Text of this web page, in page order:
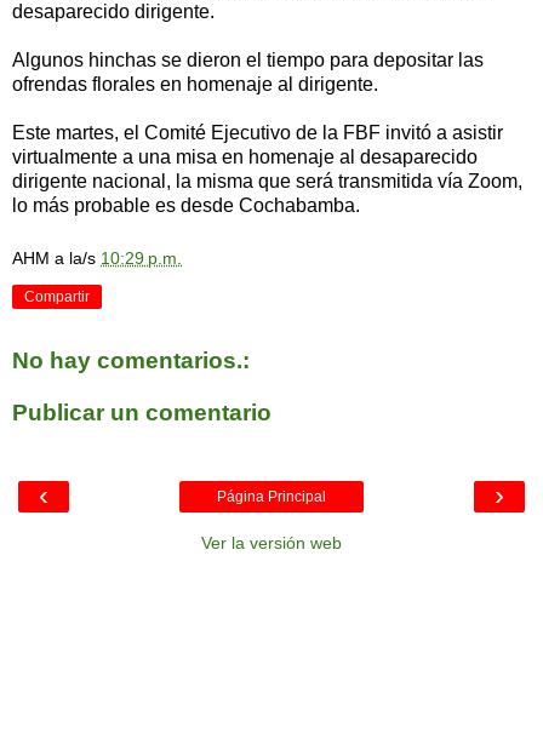
desaparecido dirigente.
Algunos hinchas se dieron el tiempo para depositar las
ofrendas florales en homenaje al dirigente.
Este martes, el Comité Ejecutivo de la FBF invitó a asistir
virtualmente a una misa en homenaje al desaparecido
dirigente nacional, la misma que será transmitida vía Zoom,
lo más probable es desde Cochabamba.
AHM a la/s 10:29 p.m.
Compartir
No hay comentarios.:
Publicar un comentario
‹ ›
Página Principal
Ver la versión web